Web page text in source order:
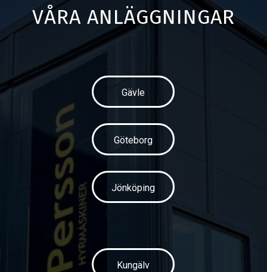
VÅRA ANLÄGGNINGAR
Gävle
Göteborg
Jönköping
Kungälv